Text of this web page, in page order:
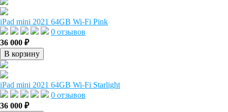
iPad mini 2021 64GB Wi-Fi Pink
0 отзывов
36 000 ₽
В корзину
iPad mini 2021 64GB Wi-Fi Starlight
0 отзывов
36 000 ₽